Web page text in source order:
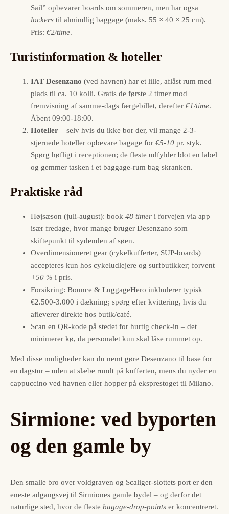
Sail” opbevarer boards om sommeren, men har også
lockers til almindlig baggage (maks. 55 × 40 × 25 cm).
Pris: €2/time.
Turistinformation & hoteller
IAT Desenzano (ved havnen) har et lille, aflåst rum med
plads til ca. 10 kolli. Gratis de første 2 timer mod
fremvisning af samme-dags færgebillet, derefter €1/time.
Åbent 09:00-18:00.
Hoteller – selv hvis du ikke bor der, vil mange 2-3-
stjernede hoteller opbevare bagage for €5-10 pr. styk.
Spørg høfligt i receptionen; de fleste udfylder blot en label
og gemmer tasken i et baggage-rum bag skranken.
Praktiske råd
Højsæson (juli-august): book 48 timer i forvejen via app –
især fredage, hvor mange bruger Desenzano som
skiftepunkt til sydenden af søen.
Overdimensioneret gear (cykelkufferter, SUP-boards)
accepteres kun hos cykeludlejere og surfbutikker; forvent
+50 % i pris.
Forsikring: Bounce & LuggageHero inkluderer typisk
€2.500-3.000 i dækning; spørg efter kvittering, hvis du
afleverer direkte hos butik/café.
Scan en QR-kode på stedet for hurtig check-in – det
minimerer kø, da personalet kun skal låse rummet op.
Med disse muligheder kan du nemt gøre Desenzano til base for
en dagstur – uden at slæbe rundt på kufferten, mens du nyder en
cappuccino ved havnen eller hopper på eksprestoget til Milano.
Sirmione: ved byporten
og den gamle by
Den smalle bro over voldgraven og Scaliger-slottets port er den
eneste adgangsvej til Sirmiones gamle bydel – og derfor det
naturlige sted, hvor de fleste bagage-drop-points er koncentreret.